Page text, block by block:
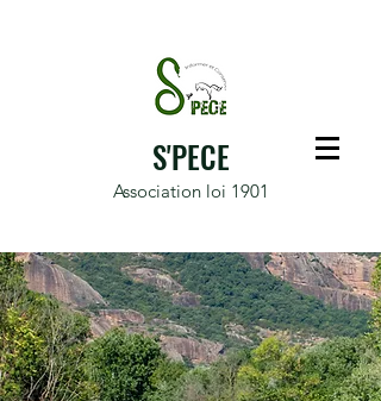
Association loi 1901
S'PECE